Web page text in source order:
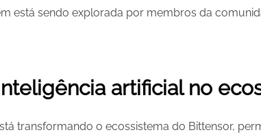
está sendo explorada por membros da
artificial no
transformando o ecossistema do Bittensor,